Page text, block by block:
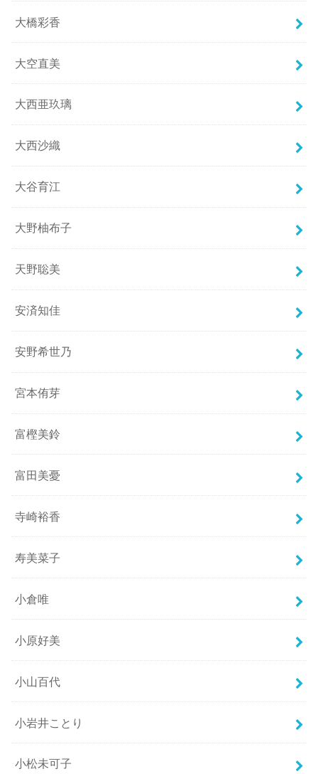
大橋彩香
大空直美
大西亜玖璃
大西沙織
大谷育江
大野柚布子
天野聡美
安済知佳
安野希世乃
宮本侑芽
富樫美鈴
富田美憂
寺崎裕香
寿美菜子
小倉唯
小原好美
小山百代
小岩井ことり
小松未可子